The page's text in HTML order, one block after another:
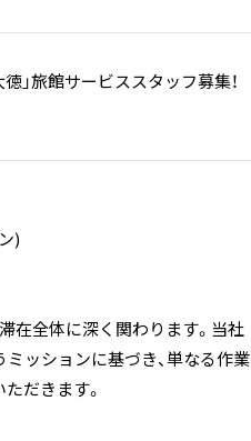
旅館サービススタッフ募集！
)
在全体に深く関わります。当社
ミッションに基づき、単なる作業
だきます。